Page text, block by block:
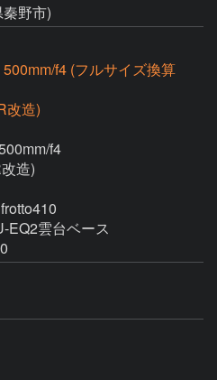
野市)
f4 (フルサイズ換算
改造)
f4
造)
EQ2雲台ベース